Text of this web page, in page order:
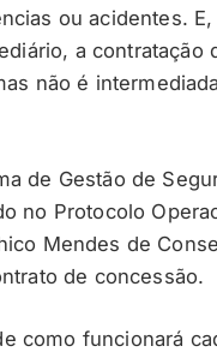
ou acidentes.
a contratação
não é
de Gestão de
no Protocolo
Mendes de
de concessão.
como funcionará